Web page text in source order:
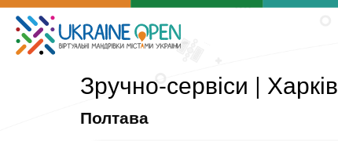
Зручно-сервіси | Харків
Полтава